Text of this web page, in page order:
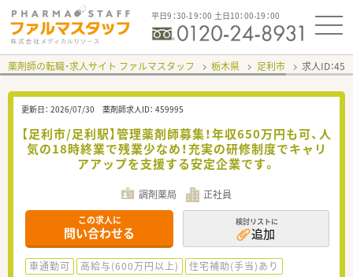
平日9：30-19：00 土日10：00-19：00
薬剤師の転職・求人サイト ファルマスタッフ 栃木県 足利市 求人ID：
更新日： 2026/07/30 薬剤師求人ID： 459995
【足利市/足利駅】管理薬剤師募集！年収650万円も可、人
気の18時終業で残業少なめ！充実の研修制度でキャリ
アアップを支援する安定企業です。
調剤薬局 正社員
この求人に
問い合わせる
検討リストに
追加
車通勤可 高給与(600万円以上)
住宅補助(手当)あり